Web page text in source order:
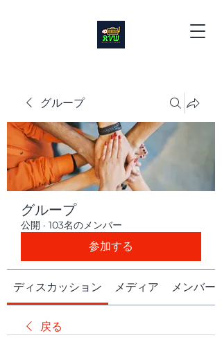
グループ
グループ
公開 · 103名のメンバー
参加する
ディスカッション メディア メンバー
戻る